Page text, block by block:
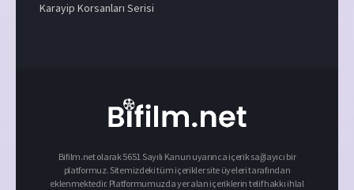
Karayip Korsanları Serisi
Bifilm.net olarak 5651 Sayılı Kanun uyarınca içerik sağlayıcı bir
platformuz. Sitemizdeki tüm içerikler site üyeleri tarafından
eklenmektedir. Platformumuzda yer alan içeriklerin telif hakkı ihlal